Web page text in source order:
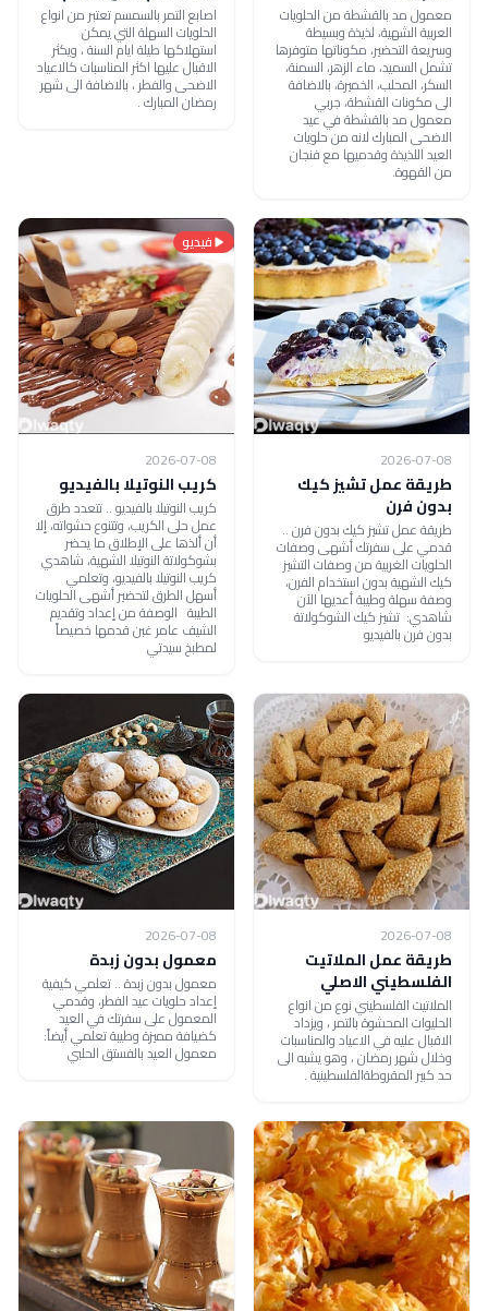
معمول مد بالقشطة من الحلويات
العربية الشهية، لذيذة وبسيطة
وسريعة التحضير، مكوناتها متوفرها
تشمل السميد، ماء الزهر، السمنة،
السكر، المحلب، الخميرة، بالاضافة
الى مكونات القشطة، جربي
معمول مد بالقشطة في عيد
الاضحى المبارك لانه من حلويات
العيد اللذيذة وقدميها مع فنجان
من القهوة.
اصابع التمر بالسمسم تعتبر من انواع
الحلويات السهلة التي يمكن
استهلاكها طيلة ايام السنة ، ويكثر
الاقبال عليها اكثر المناسبات كالاعياد
الاضحى والفطر ، بالاضافة الى شهر
رمضان المبارك .
2026-07-08
طريقة عمل تشيز كيك
بدون فرن
طريقة عمل تشيز كيك بدون فرن ..
قدمي على سفرتك أشهى وصفات
الحلويات الغربية من وصفات التشيز
كيك الشهية بدون استخدام الفرن،
وصفة سهلة وطيبة أعديها الآن
شاهدي: تشيز كيك الشوكولاتة
بدون فرن بالفيديو
فيديو
2026-07-08
كريب النوتيلا بالفيديو
كريب النوتيلا بالفيديو .. تتعدد طرق
عمل حلى الكريب، وتتنوع حشواته، إلا
أن ألذها على الإطلاق ما يحضر
بشوكولاتة النوتيلا الشهية، شاهدي
كريب النوتيلا بالفيديو، وتعلمي
أسهل الطرق لتحضير أشهى الحلويات
الطيبة الوصفة من إعداد وتقديم
الشيف عامر غبن قدمها خصيصاً
لمطبخ سيدتي
2026-07-08
طريقة عمل الملاتيت
الفلسطيني الاصلي
الملاتيت الفلسطيني نوع من انواع
الحليوات المحشوة بالتمر ، ويزداد
الاقبال عليه في الاعياد والمناسبات
وخلال شهر رمضان ، وهو يشبه الى
حد كبير المقروطةالفلسطينية .
2026-07-08
معمول بدون زبدة
معمول بدون زبدة .. تعلمي كيفية
إعداد حلويات عيد الفطر، وقدمي
المعمول على سفرتك في العيد
كضيافة مميزة وطيبة تعلمي أيضاً:
معمول العيد بالفستق الحلبي